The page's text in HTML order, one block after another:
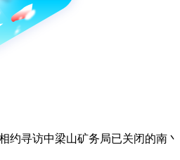
约寻访中梁山矿务局已关闭的南丶